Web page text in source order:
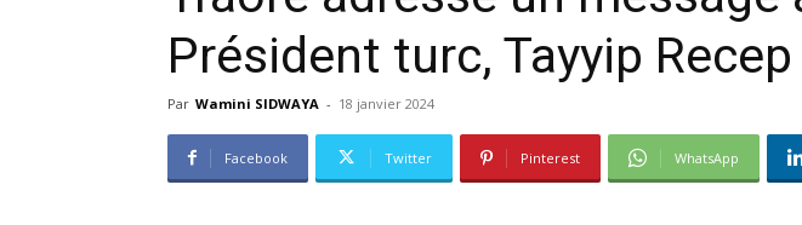
Président turc, Tayyip
Par Wamini SIDWAYA - 18 janvier 2024
Facebook Twitter Pinterest WhatsApp